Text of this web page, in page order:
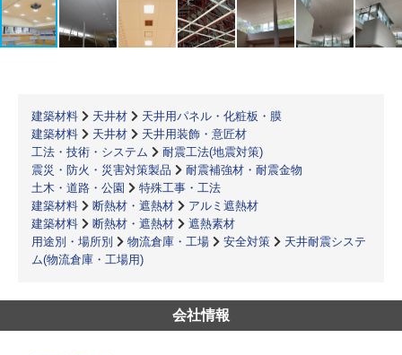
建築材料 天井材
天井用パネル・化粧板・膜
建築材料
天井材
天井用装飾・意匠材
工法・技術・システム
耐震工法(地震対策)
震災・防火・災害対策製品
耐震補強材・耐震金物
土木・道路・公園
特殊工事・工法
建築材料
断熱材・遮熱材
アルミ遮熱材
建築材料
断熱材・遮熱材
遮熱素材
用途別・場所別
物流倉庫・工場 安全対策
天井耐震システ
ム(物流倉庫・工場用)
会社情報